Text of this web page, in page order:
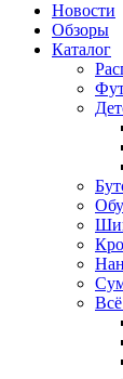
Новости
Обзоры
Каталог